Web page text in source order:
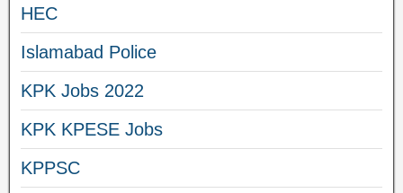
HEC
Islamabad Police
KPK Jobs 2022
KPK KPESE Jobs
KPPSC